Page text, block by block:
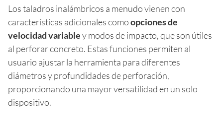
Los taladros inalámbricos a menudo vienen con
características adicionales comoopciones de
velocidad variabley modos de impacto, que son útiles
al perforar concreto. Estas funciones permiten al
usuario ajustar la herramienta para diferentes
diámetros y profundidades de perforación,
proporcionando una mayor versatilidad en un solo
dispositivo.